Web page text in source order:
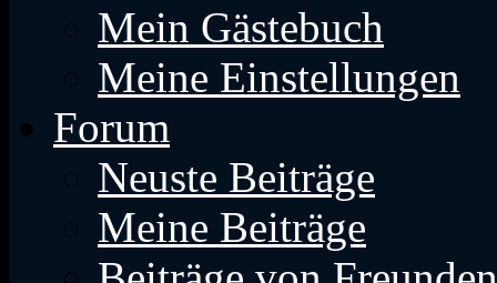
Mein Gästebuch
Meine Einstellungen
Forum
Neuste Beiträge
Meine Beiträge